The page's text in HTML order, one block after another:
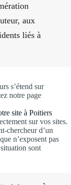
aux
liés à
s’étend sur
notre page
site à Poitiers
sur vos sites.
chercheur d’un
n’exposent pas
sont